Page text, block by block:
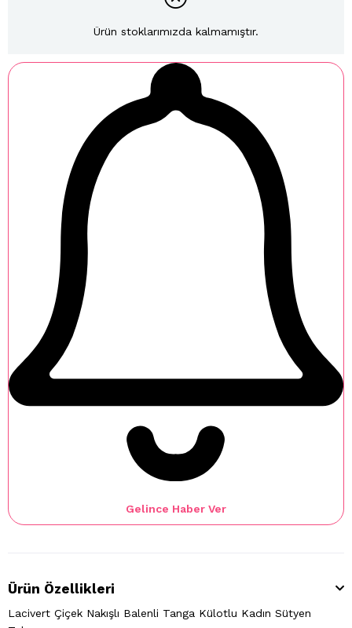
Ürün stoklarımızda kalmamıştır.
Gelince Haber Ver
Ürün Özellikleri
Lacivert Çiçek Nakışlı Balenli Tanga Külotlu Kadın Sütyen